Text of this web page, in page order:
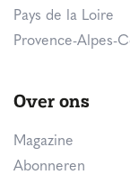
Pays de la Loire
Provence-Alpes-
Over ons
Magazine
Abonneren